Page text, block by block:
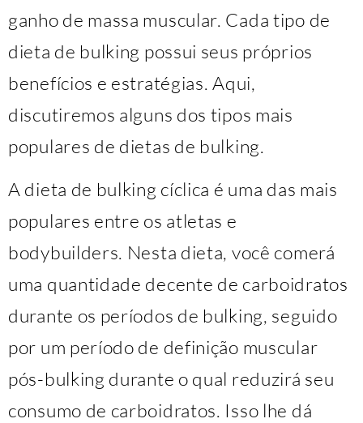
ganho de massa muscular. Cada tipo de
dieta de bulking possui seus próprios
benefícios e estratégias. Aqui,
discutiremos alguns dos tipos mais
populares de dietas de bulking.
A dieta de bulking cíclica é uma das mais
populares entre os atletas e
bodybuilders. Nesta dieta, você comerá
uma quantidade decente de carboidratos
durante os períodos de bulking, seguido
por um período de definição muscular
pós-bulking durante o qual reduzirá seu
consumo de carboidratos. Isso lhe dá